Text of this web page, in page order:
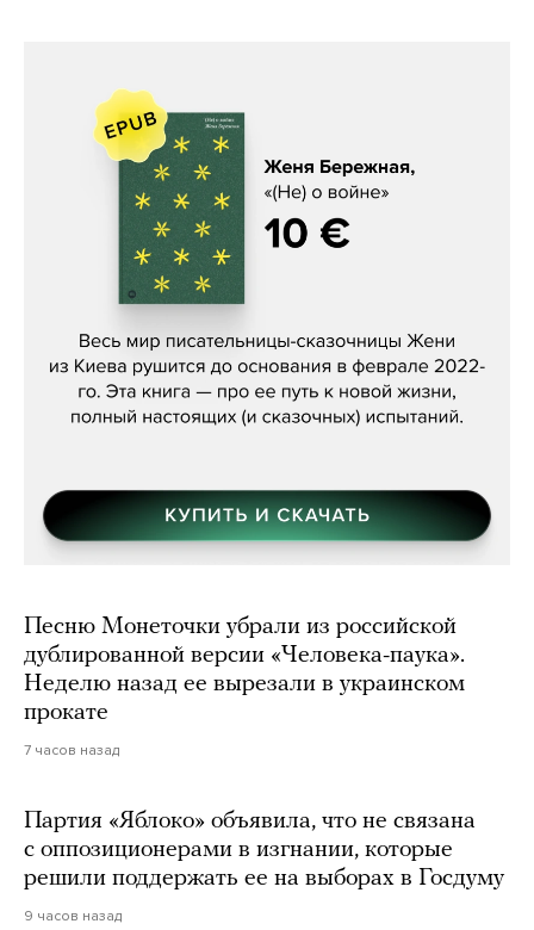
Женя Бережная, «(Не) о войне»
Песню Монеточки убрали из российской
дублированной версии «Человека-паука».
Неделю назад ее вырезали в украинском
прокате
7 часов назад
Партия «Яблоко» объявила, что не связана
с оппозиционерами в изгнании, которые
решили поддержать ее на выборах в Госдуму
9 часов назад